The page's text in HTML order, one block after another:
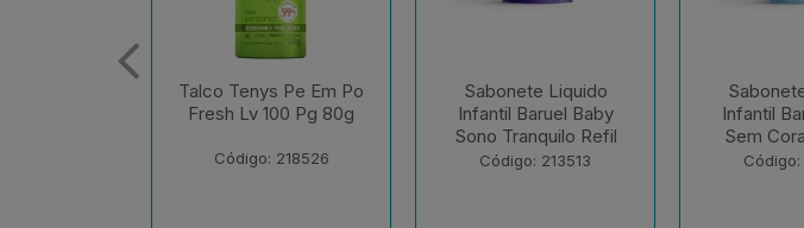
Sabonete Liquido
Infantil Baruel Baby
Código: 213513
Sabonete Liquido
Infantil Baruel Baby
Sem Corante Refil
Código: 213512
Líquido
210ml
Código: